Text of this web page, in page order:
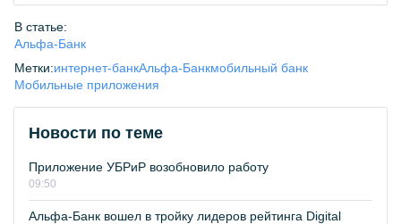
В статье:
Альфа-Банк
Метки:интернет-банкАльфа-Банкмобильный банк
Мобильные приложения
Новости по теме
Приложение УБРиР возобновило работу
09:50
Альфа-Банк вошел в тройку лидеров рейтинга Digital